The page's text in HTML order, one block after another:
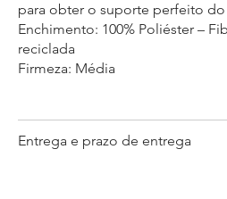
para obter o suporte perfeito
Enchimento: 100% Poliéster –
reciclada
Firmeza: Média
Entrega e prazo de entrega